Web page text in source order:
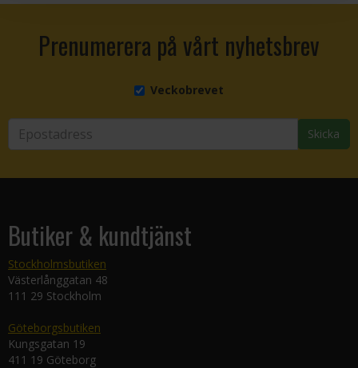
Prenumerera på vårt nyhetsbrev
Veckobrevet
Skicka
Butiker & kundtjänst
Stockholmsbutiken
Västerlånggatan 48
111 29 Stockholm
Göteborgsbutiken
Kungsgatan 19
411 19 Göteborg